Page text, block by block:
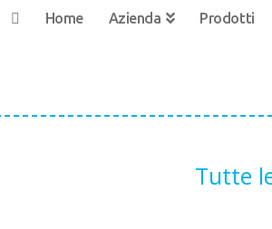
Home Azienda Prodotti
Tutte